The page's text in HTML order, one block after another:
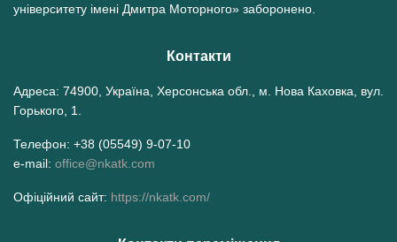
університету імені Дмитра Моторного» заборонено.
Контакти
Адреса: 74900, Україна, Херсонська обл., м. Нова Каховка, вул.
Горького, 1.
Телефон: +38 (05549) 9-07-10
e-mail: office@nkatk.com
Офіційний сайт: https://nkatk.com/